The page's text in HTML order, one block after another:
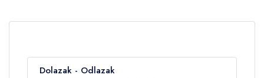
Dolazak - Odlazak